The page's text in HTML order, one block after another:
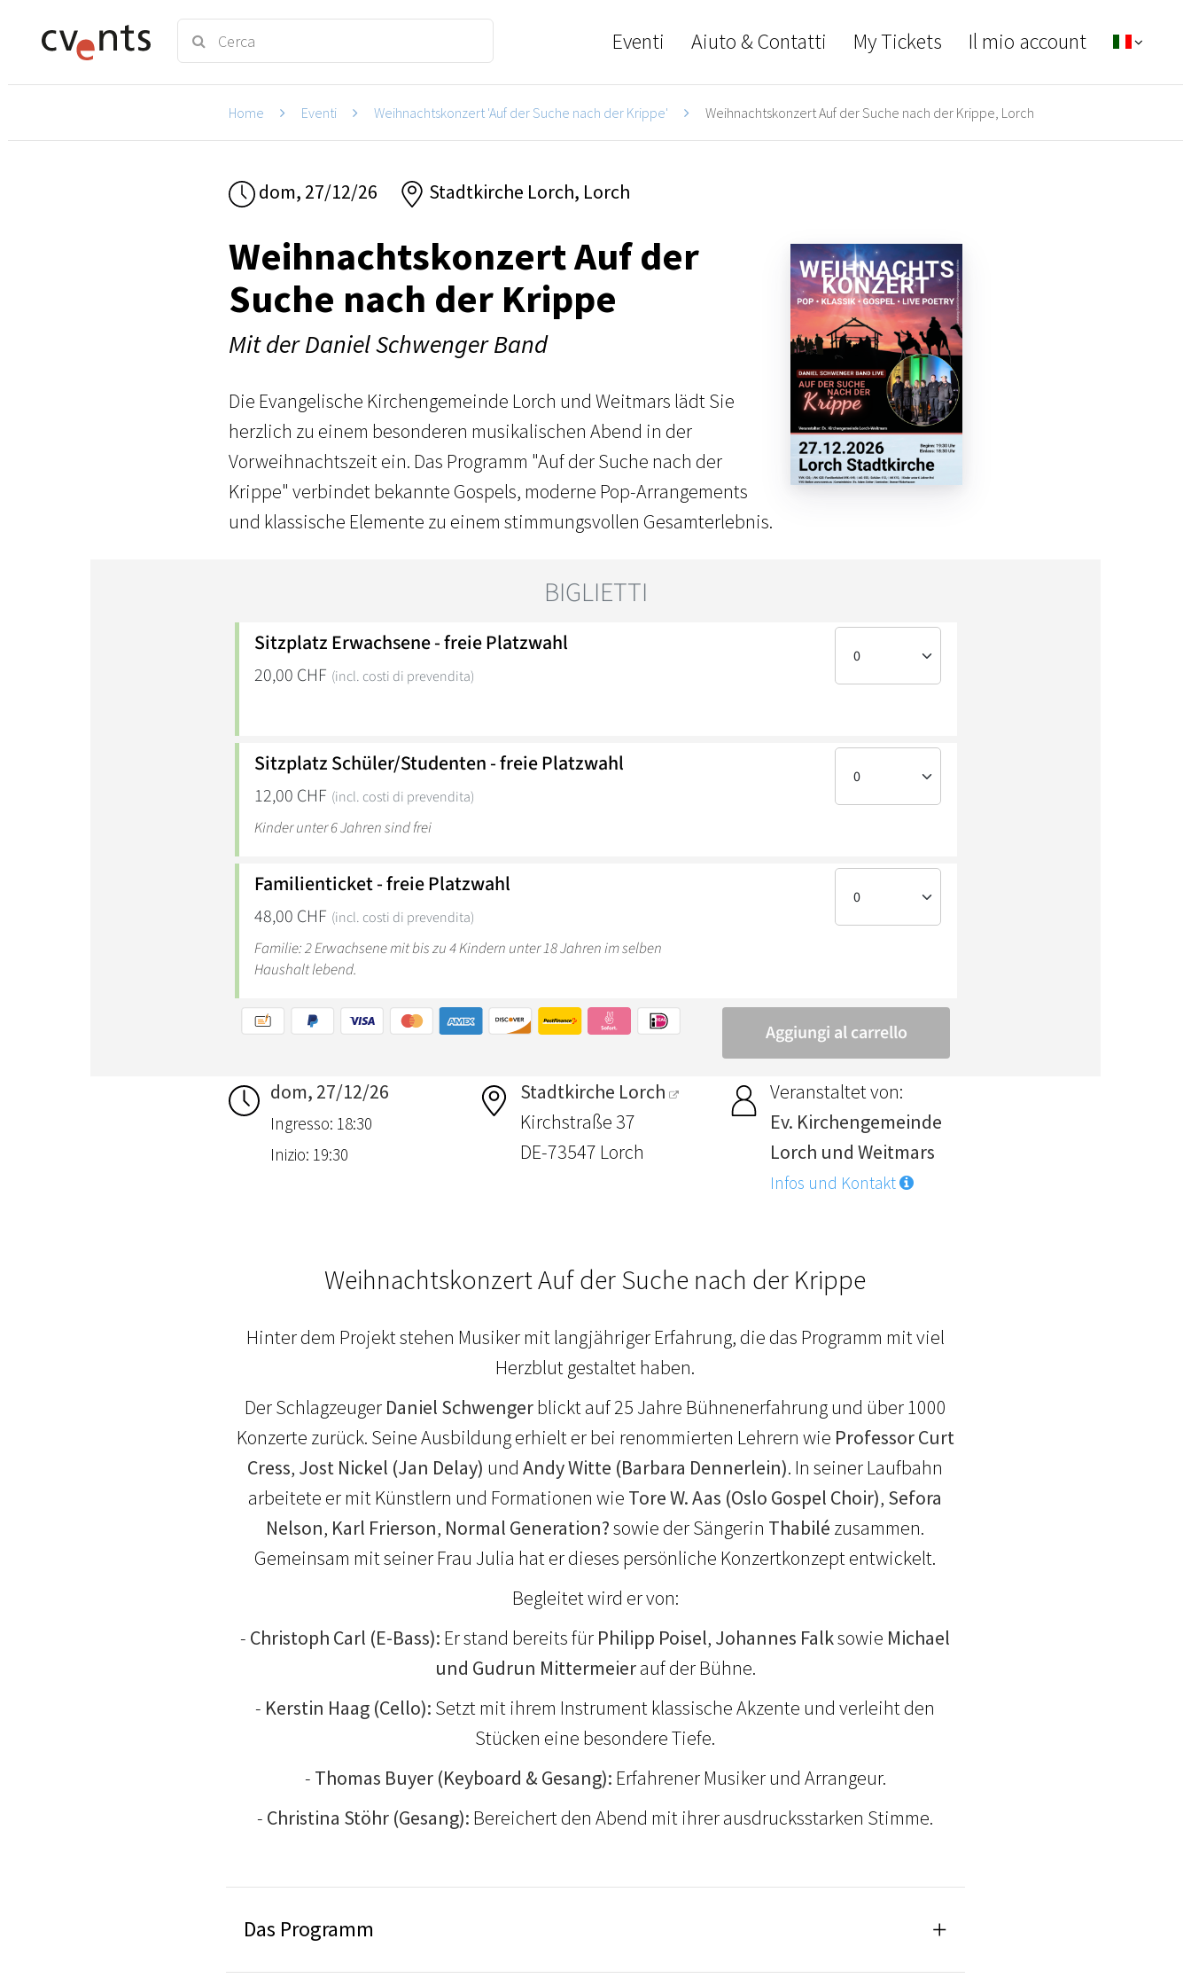
Eventi Aiuto & Contatti My Tickets Il mio account
Home Eventi Weihnachtskonzert 'Auf der Suche nach der Krippe' Weihnachtskonzert Auf der Suche nach der Krippe, Lorch
dom, 27/12/26 Stadtkirche Lorch, Lorch
Weihnachtskonzert Auf der
Suche nach der Krippe
Mit der Daniel Schwenger Band
Die Evangelische Kirchengemeinde Lorch und Weitmars lädt Sie
herzlich zu einem besonderen musikalischen Abend in der
Vorweihnachtszeit ein. Das Programm "Auf der Suche nach der
Krippe" verbindet bekannte Gospels, moderne Pop-Arrangements
und klassische Elemente zu einem stimmungsvollen Gesamterlebnis.
dom, 27/12/26
Ingresso: 18:30
Inizio: 19:30
Stadtkirche Lorch
Kirchstraße 37
DE-73547 Lorch
Veranstaltet von:
Ev. Kirchengemeinde
Lorch und Weitmars
Infos und Kontakt
Weihnachtskonzert Auf der Suche nach der Krippe
Hinter dem Projekt stehen Musiker mit langjähriger Erfahrung, die das Programm mit viel
Herzblut gestaltet haben.
Der Schlagzeuger Daniel Schwengerblickt auf 25 Jahre Bühnenerfahrung und über 1000
Konzerte zurück. Seine Ausbildung erhielt er bei renommierten Lehrern wie Professor Curt
Cress, Jost Nickel (Jan Delay) undAndy Witte (Barbara Dennerlein). In seiner Laufbahn
arbeitete er mit Künstlern und Formationen wie Tore W. Aas (Oslo Gospel Choir), Sefora
Nelson, Karl Frierson, Normal Generation?sowie der Sängerin Thabilé zusammen.
Gemeinsam mit seiner Frau Julia hat er dieses persönliche Konzertkonzept entwickelt.
Begleitet wird er von:
- Christoph Carl (E-Bass): Er stand bereits für Philipp Poisel, Johannes Falksowie Michael
und Gudrun Mittermeierauf der Bühne.
- Kerstin Haag (Cello): Setzt mit ihrem Instrument klassische Akzente und verleiht den
Stücken eine besondere Tiefe.
- Thomas Buyer (Keyboard & Gesang): Erfahrener Musiker und Arrangeur.
- Christina Stöhr (Gesang): Bereichert den Abend mit ihrer ausdrucksstarken Stimme.
Das Programm